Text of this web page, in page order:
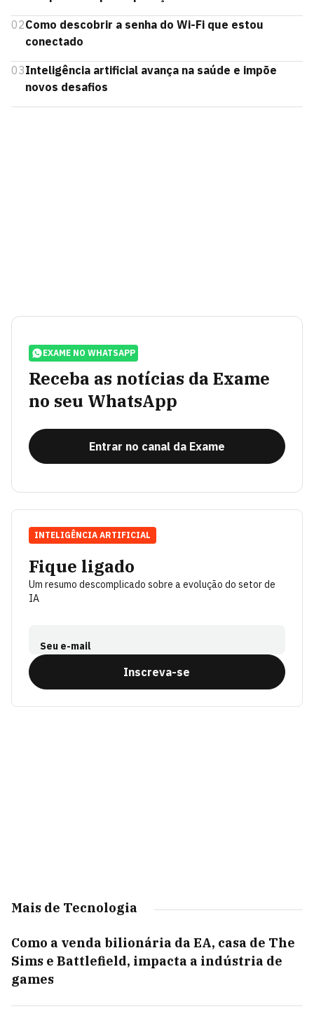
02Como descobrir a senha do Wi-Fi que estou
conectado
03Inteligência artificial avança na saúde e impõe
novos desafios
EXAME NO WHATSAPP
Receba as notícias da Exame
no seu WhatsApp
Entrar no canal da Exame
Fique ligado
Um resumo descomplicado sobre a evolução do setor de
IA
Seu e-mail
Inscreva-se
INTELIGÊNCIA ARTIFICIAL
Mais de Tecnologia
Como a venda bilionária da EA, casa de The
Sims e Battlefield, impacta a indústria de
games